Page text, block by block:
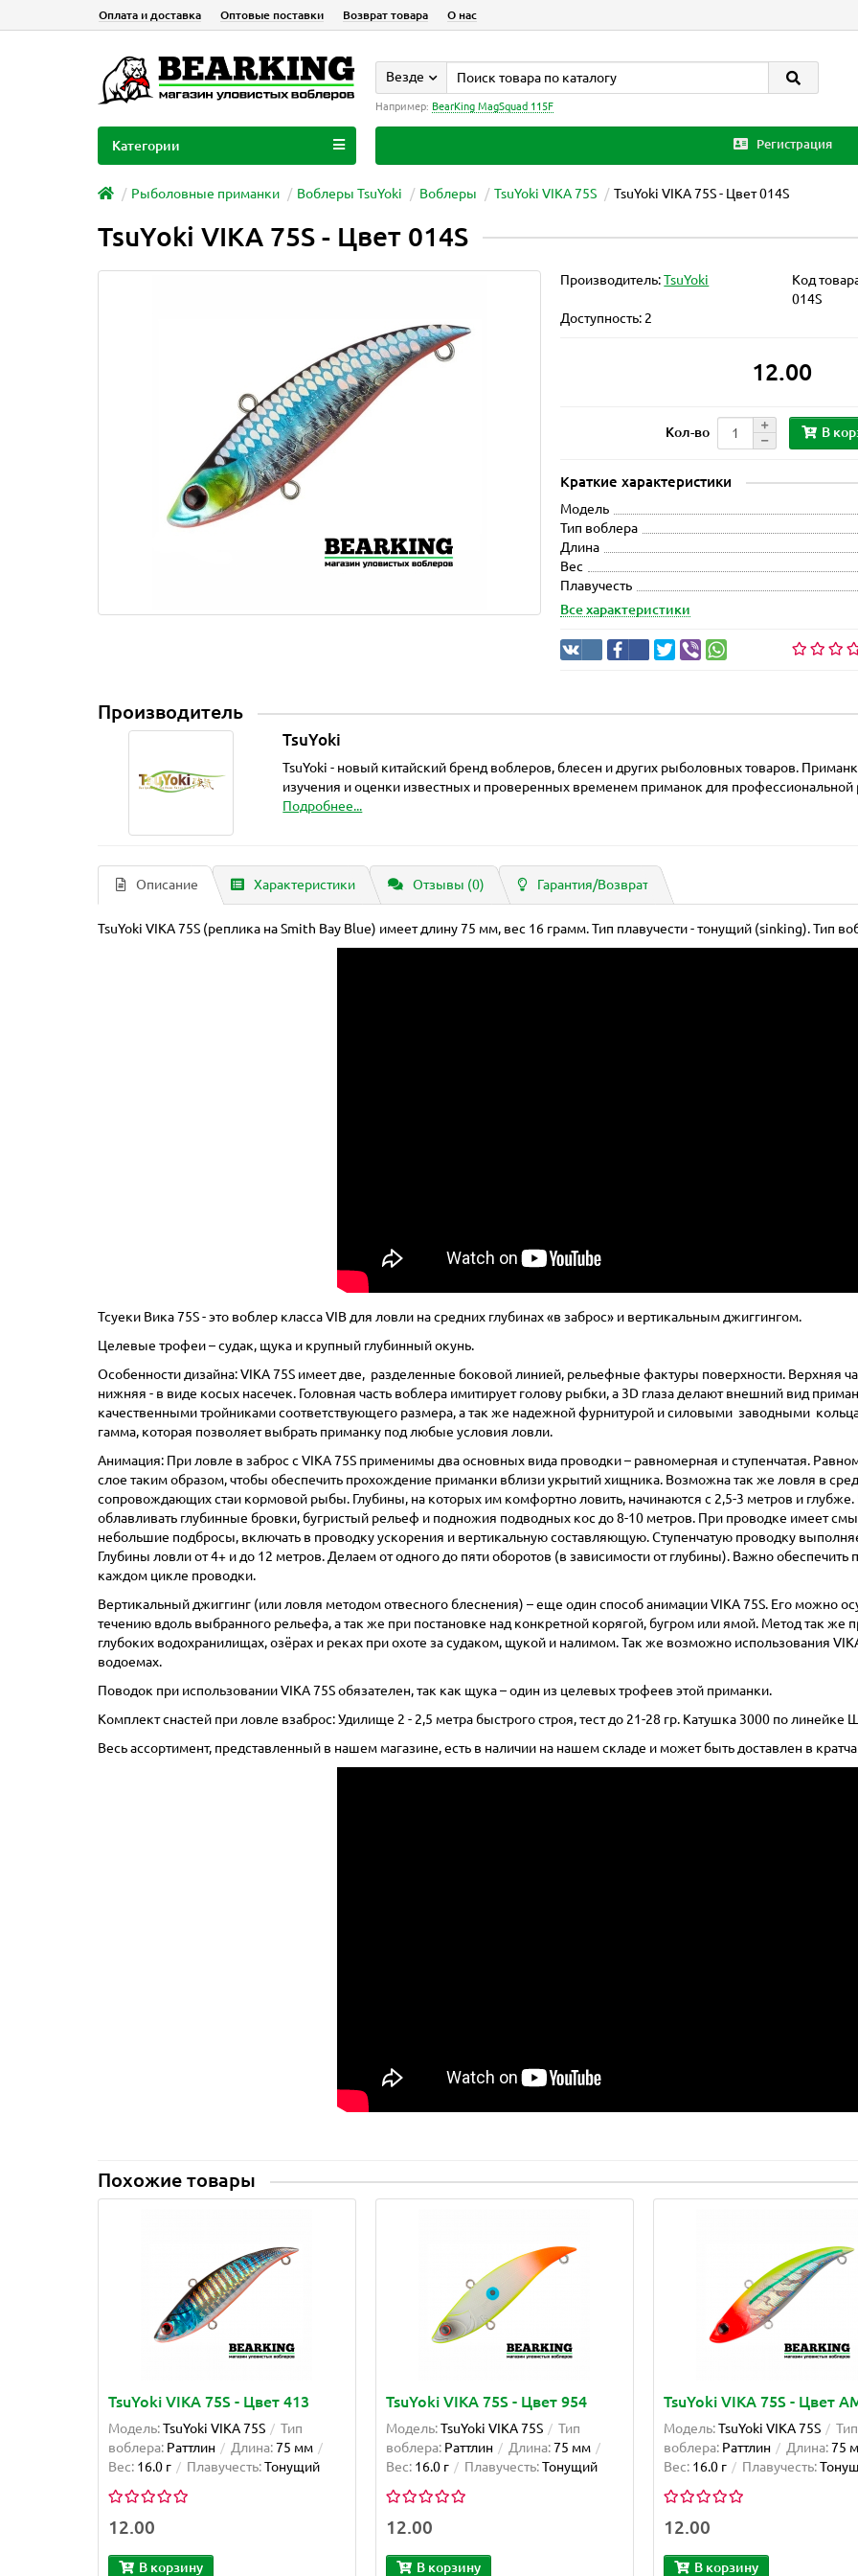
Оплата и доставка Оптовые поставки Возврат товара О нас
Везде
Например: BearKing MagSquad 115F
Регистрация
Категории
Рыболовные приманки Воблеры TsuYoki Воблеры TsuYoki VIKA 75S TsuYoki VIKA 75S - Цвет 014S
TsuYoki VIKA 75S - Цвет 014S
Производитель:TsuYoki Код
014S
Доступность: 2
12.00
Кол-во В
Краткие характеристики
Модель
Тип воблера
Длина
Вес
Плавучесть
Все характеристики
Производитель
TsuYoki
TsuYoki - новый китайский бренд воблеров, блесен и других рыболовных товаров.
изучения и оценки известных и проверенных временем приманок для
Подробнее...
Описание Характеристики Отзывы (0) Гарантия/Возврат
TsuYoki VIKA 75S (реплика на Smith Bay Blue) имеет длину 75 мм, вес 16 грамм. Тип плавучести - тонущий (sinking). Тип
Тсуеки Вика 75S - это воблер класса VIB для ловли на средних глубинах «в заброс» и вертикальным джиггингом.
Целевые трофеи – судак, щука и крупный глубинный окунь.
Особенности дизайна: VIKA 75S имеет две, разделенные боковой линией, рельефные фактуры поверхности. Верхняя
нижняя - в виде косых насечек. Головная часть воблера имитирует голову рыбки, а 3D глаза делают внешний вид
качественными тройниками соответствующего размера, а так же надежной фурнитурой и силовыми заводными
гамма, которая позволяет выбрать приманку под любые условия ловли.
Анимация: При ловле в заброс с VIKA 75S применимы два основных вида проводки – равномерная и ступенчатая.
слое таким образом, чтобы обеспечить прохождение приманки вблизи укрытий хищника. Возможна так же ловля в
сопровождающих стаи кормовой рыбы. Глубины, на которых им комфортно ловить, начинаются с 2,5-3 метров и
облавливать глубинные бровки, бугристый рельеф и подножия подводных кос до 8-10 метров. При проводке имеет
небольшие подбросы, включать в проводку ускорения и вертикальную составляющую. Ступенчатую проводку
Глубины ловли от 4+ и до 12 метров. Делаем от одного до пяти оборотов (в зависимости от глубины). Важно обеспечить
каждом цикле проводки.
Вертикальный джиггинг (или ловля методом отвесного блеснения) – еще один способ анимации VIKA 75S. Его можно
течению вдоль выбранного рельефа, а так же при постановке над конкретной корягой, бугром или ямой. Метод так
глубоких водохранилищах, озёрах и реках при охоте за судаком, щукой и налимом. Так же возможно использования
водоемах.
Поводок при использовании VIKA 75S обязателен, так как щука – один из целевых трофеев этой приманки.
Комплект снастей при ловле взаброс: Удилище 2 - 2,5 метра быстрого строя, тест до 21-28 гр. Катушка 3000 по
Весь ассортимент, представленный в нашем магазине, есть в наличии на нашем складе и может быть доставлен в
Похожие товары
TsuYoki VIKA 75S - Цвет 413
Модель:TsuYoki VIKA 75S
Тип
воблера: Раттлин Длина:75 мм
Вес: 16.0 г Плавучесть:Тонущий
12.00
В корзину
TsuYoki VIKA 75S - Цвет 954
Модель:TsuYoki VIKA 75S
Тип
воблера: Раттлин Длина:75 мм
Вес: 16.0 г Плавучесть:Тонущий
12.00
В корзину
TsuYoki VIKA 75S - Цвет
Модель:TsuYoki VIKA 75S
Тип
воблера: Раттлин Длина:75
Вес: 16.0 г Плавучесть:
12.00
В корзину